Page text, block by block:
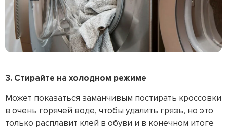
3. Стирайте на холодном режиме
Может показаться заманчивым постирать кроссовки
в очень горячей воде, чтобы удалить грязь, но это
только расплавит клей в обуви и в конечном итоге